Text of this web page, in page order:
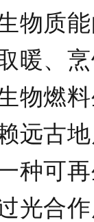
物质
暖、
物燃
远古
种可
光合